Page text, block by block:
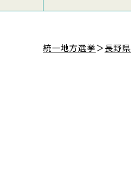
統一地方選挙＞長野県